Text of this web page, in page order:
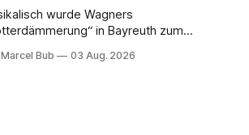
wurde Wagners
in Bayreuth zum
Christian Thielemann,
Bub 03 Aug. 2026